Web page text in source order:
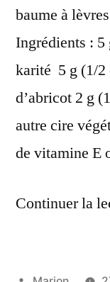
baume à
Ingrédients : 5
karité 5 g (1/2
d’abricot 2 g
autre cire
de vitamine E
Continuer la